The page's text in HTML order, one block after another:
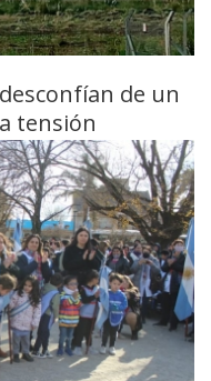
de un
tensión